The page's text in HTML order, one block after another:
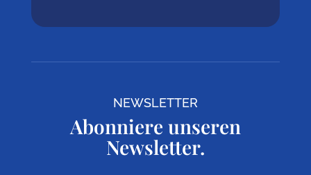
NEWSLETTER
Abonniere unseren
Newsletter.